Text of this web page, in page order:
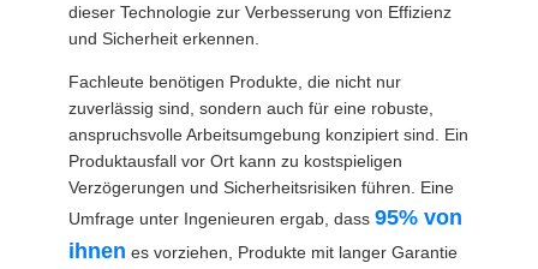
SITEMAP
DATENSCHUTZRICHTLINIE
dieser Technologie zur Verbesserung von Effizienz
und Sicherheit erkennen.
Fachleute benötigen Produkte, die nicht nur
zuverlässig sind, sondern auch für eine robuste,
anspruchsvolle Arbeitsumgebung konzipiert sind. Ein
Produktausfall vor Ort kann zu kostspieligen
Verzögerungen und Sicherheitsrisiken führen. Eine
Umfrage unter Ingenieuren ergab, dass 95% von
ihnen es vorziehen, Produkte mit langer Garantie